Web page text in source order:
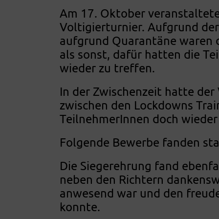
Am 17. Oktober
Voltigierturnier. Aufgrund
aufgrund Quarantäne waren
als sonst, dafür hatten die
wieder zu treffen.
In der Zwischenzeit hatte
zwischen den Lockdowns
TeilnehmerInnen doch
Folgende Bewerbe fanden
Die Siegerehrung fand
neben den Richtern
anwesend war und den
konnte.